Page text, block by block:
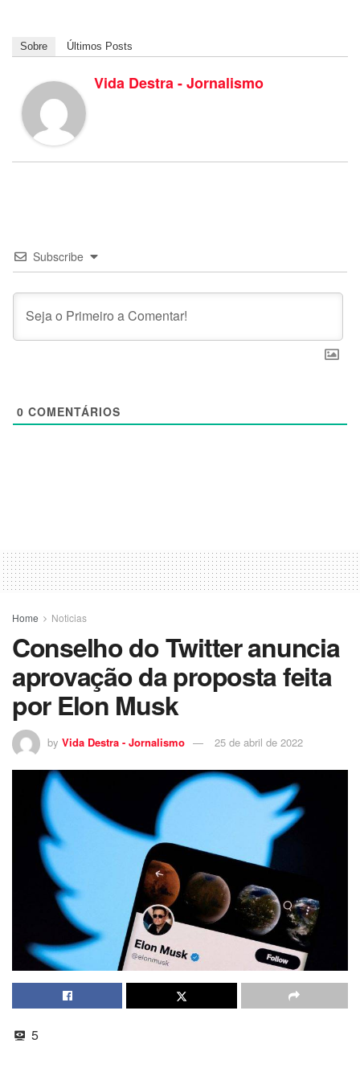
Sobre Últimos Posts
Vida Destra - Jornalismo
Subscribe
0 COMENTÁRIOS
Home Noticias
Conselho do Twitter anuncia
aprovação da proposta feita
por Elon Musk
by Vida Destra - Jornalismo 25 de abril de 2022
5